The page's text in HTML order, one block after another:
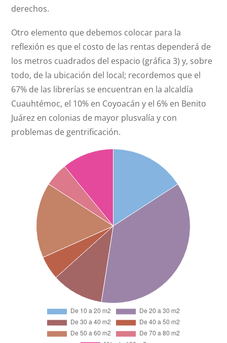
derechos.
Otro elemento que debemos colocar para la
reflexión es que el costo de las rentas dependerá de
los metros cuadrados del espacio (gráfica 3) y, sobre
todo, de la ubicación del local; recordemos que el
67% de las librerías se encuentran en la alcaldía
Cuauhtémoc, el 10% en Coyoacán y el 6% en Benito
Juárez en colonias de mayor plusvalía y con
problemas de gentrificación.